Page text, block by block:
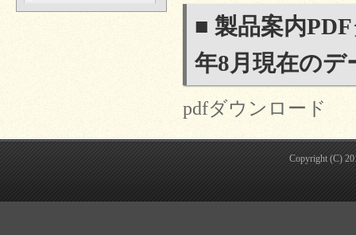
■ 製品案内
年8月現在のデ
pdfダウンロード
Copyright (C)